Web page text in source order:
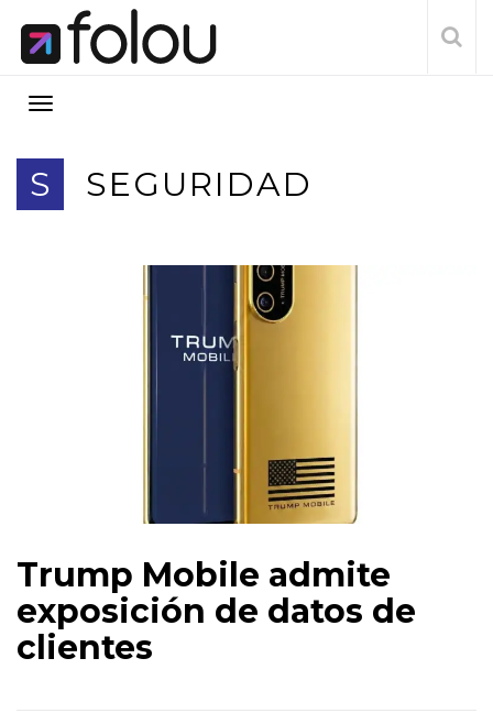
S SEGURIDAD
Trump Mobile admite
exposición de datos de
clientes